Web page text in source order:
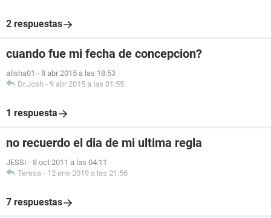
2 respuestas
cuando fue mi fecha de concepcion?
alisha01 - 8 abr 2015 a las 18:53
Dr.Josh - 9 abr 2015 a las 01:55
1 respuesta
no recuerdo el dia de mi ultima regla
JESSI - 8 oct 2011 a las 04:11
Teresa - 12 ene 2019 a las 21:56
7 respuestas